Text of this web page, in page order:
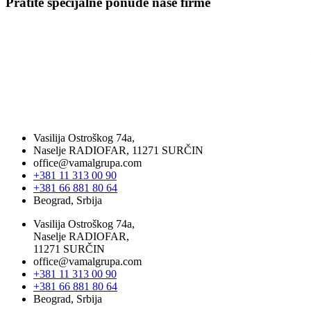
Vasilija Ostroškog 74a,
Naselje RADIOFAR, 11271 SURČIN
office@vamalgrupa.com
+381 11 313 00 90
+381 66 881 80 64
Beograd, Srbija
Vasilija Ostroškog 74a,
Naselje RADIOFAR,
11271 SURČIN
office@vamalgrupa.com
+381 11 313 00 90
+381 66 881 80 64
Beograd, Srbija